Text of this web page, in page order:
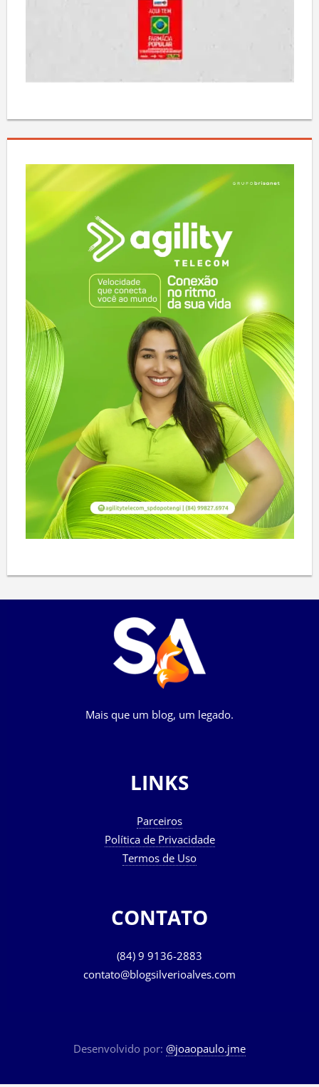
Mais que um blog, um legado.
LINKS
Parceiros
Política de Privacidade
Termos de Uso
CONTATO
(84) 9 9136-2883
contato@blogsilverioalves.com
Desenvolvido por: @joaopaulo.jme